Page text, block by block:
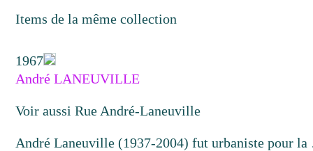
Items de la même collection
1967
André LANEUVILLE
Voir aussi Rue André-Laneuville
André Laneuville (1937-2004) fut urbaniste pour